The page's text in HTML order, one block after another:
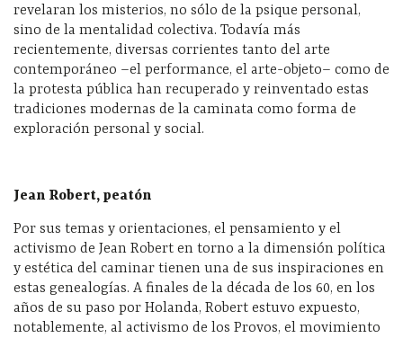
revelaran los misterios, no sólo de la psique personal,
sino de la mentalidad colectiva. Todavía más
recientemente, diversas corrientes tanto del arte
contemporáneo –el performance, el arte-objeto– como de
la protesta pública han recuperado y reinventado estas
tradiciones modernas de la caminata como forma de
exploración personal y social.
Jean Robert, peatón
Por sus temas y orientaciones, el pensamiento y el
activismo de Jean Robert en torno a la dimensión política
y estética del caminar tienen una de sus inspiraciones en
estas genealogías. A finales de la década de los 60, en los
años de su paso por Holanda, Robert estuvo expuesto,
notablemente, al activismo de los Provos, el movimiento